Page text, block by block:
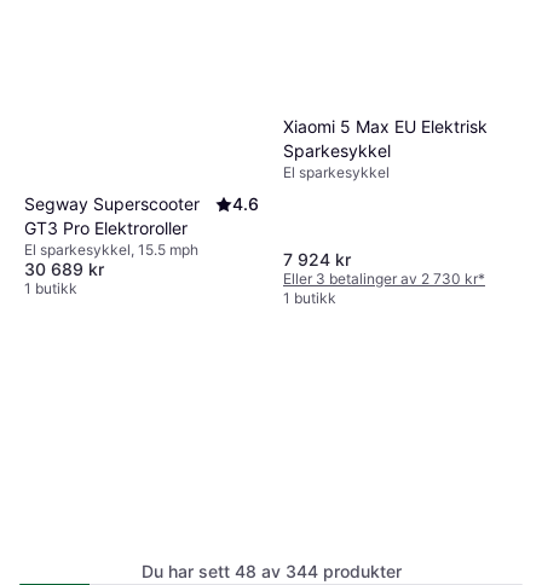
Segway Superscooter
GT3 Pro Elektroroller
4.6
El sparkesykkel, 15.5 mph
30 689 kr
1 butikk
Xiaomi 5 Max EU Elektrisk
Sparkesykkel
El sparkesykkel
7 924 kr
Eller 3 betalinger av 2 730 kr*
1 butikk
Du har sett 48 av 344 produkter